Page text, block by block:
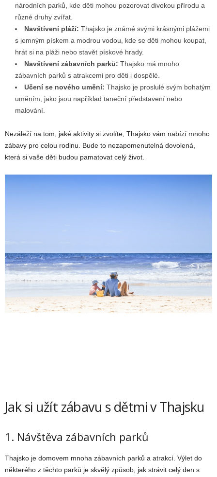
národních parků, kde děti mohou pozorovat divokou přírodu a
různé druhy zvířat.
Navštívení pláží: Thajsko je známé svými krásnými plážemi
s jemným pískem a modrou vodou, kde se děti mohou koupat,
hrát si na pláži nebo stavět pískové hrady.
Navštívení zábavních parků: Thajsko má mnoho
zábavních parků s atrakcemi pro děti i dospělé.
Učení se nového umění: Thajsko je proslulé svým bohatým
uměním, jako jsou například taneční představení nebo
malování.
Nezáleží na tom, jaké aktivity si zvolíte, Thajsko vám nabízí mnoho
zábavy pro celou rodinu. Bude to nezapomenutelná dovolená,
která si vaše děti budou pamatovat celý život.
Jak si užít zábavu s dětmi v Thajsku
1. Návštěva zábavních parků
Thajsko je domovem mnoha zábavních parků a atrakcí. Výlet do
některého z těchto parků je skvělý způsob, jak strávit celý den s